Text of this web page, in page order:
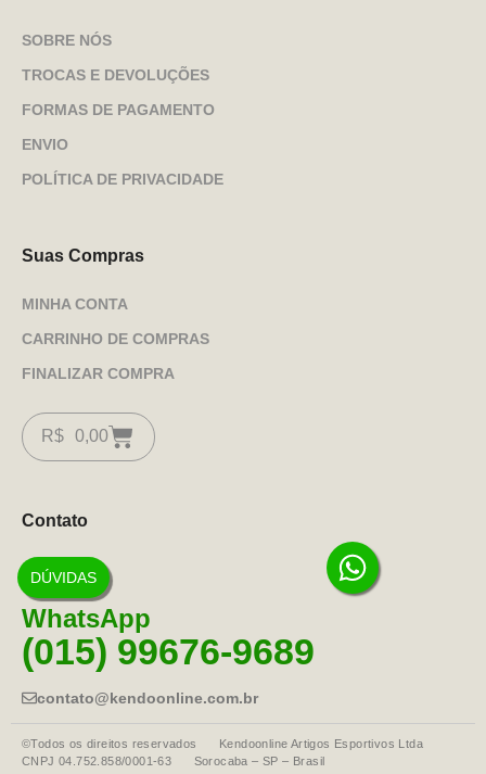
SOBRE NÓS
TROCAS E DEVOLUÇÕES
FORMAS DE PAGAMENTO
ENVIO
POLÍTICA DE PRIVACIDADE
Suas Compras
MINHA CONTA
CARRINHO DE COMPRAS
FINALIZAR COMPRA
R$ 0,00
Contato
DÚVIDAS
WhatsApp
(015) 99676-9689
contato@kendoonline.com.br
©Todos os direitos reservados Kendoonline Artigos Esportivos Ltda
CNPJ 04.752.858/0001-63 Sorocaba – SP – Brasil